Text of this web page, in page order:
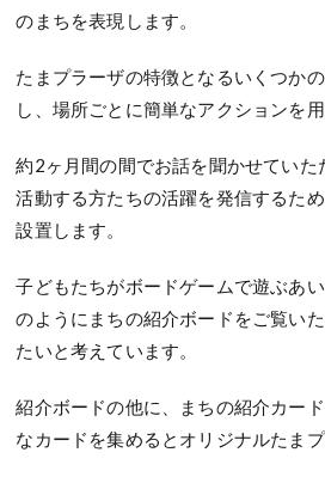
のまちを表現します。
たまプラーザの特徴となるいくつか
し、場所ごとに簡単なアクションを用
約2ヶ月間の間でお話を聞かせてい
活動する方たちの活躍を発信するた
設置します。
子どもたちがボードゲームで遊ぶあ
のようにまちの紹介ボードをご覧い
たいと考えています。
紹介ボードの他に、まちの紹介カー
なカードを集めるとオリジナルたま